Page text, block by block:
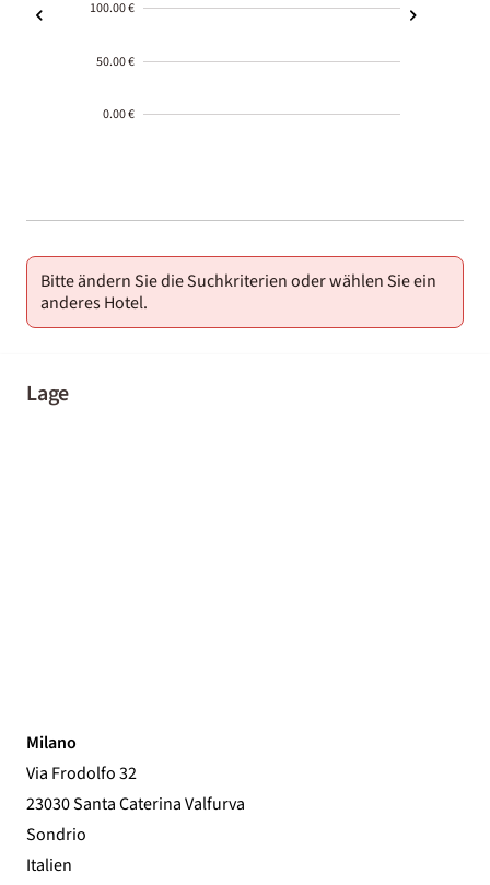
100.00 €
50.00 €
0.00 €
01-02
Bitte ändern Sie die Suchkriterien oder wählen Sie ein
anderes Hotel.
Lage
Milano
Via Frodolfo 32
23030 Santa Caterina Valfurva
Sondrio
Italien